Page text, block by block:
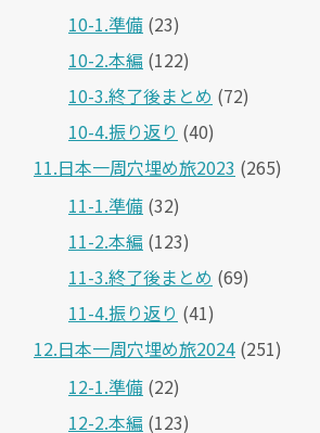
10-1.準備 (23)
10-2.本編 (122)
10-3.終了後まとめ (72)
10-4.振り返り (40)
11.日本一周穴埋め旅2023 (265)
11-1.準備 (32)
11-2.本編 (123)
11-3.終了後まとめ (69)
11-4.振り返り (41)
12.日本一周穴埋め旅2024 (251)
12-1.準備 (22)
12-2.本編 (123)